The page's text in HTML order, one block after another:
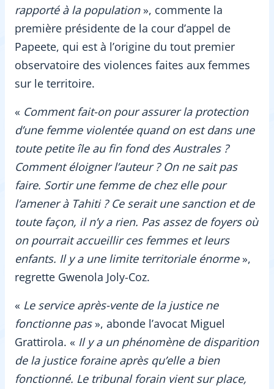
rapporté à la population », commente la
première présidente de la cour d’appel de
Papeete, qui est à l’origine du tout premier
observatoire des violences faites aux femmes
sur le territoire.
« Comment fait-on pour assurer la protection
d’une femme violentée quand on est dans une
toute petite île au fin fond des Australes ?
Comment éloigner l’auteur ? On ne sait pas
faire. Sortir une femme de chez elle pour
l’amener à Tahiti ? Ce serait une sanction et de
toute façon, il n’y a rien. Pas assez de foyers où
on pourrait accueillir ces femmes et leurs
enfants. Il y a une limite territoriale énorme»,
regrette Gwenola Joly-Coz.
« Le service après-vente de la justice ne
fonctionne pas», abonde l’avocat Miguel
Grattirola. « Il y a un phénomène de disparition
de la justice foraine après qu’elle a bien
fonctionné. Le tribunal forain vient sur place,